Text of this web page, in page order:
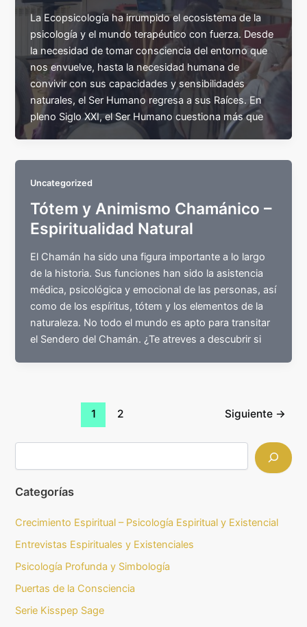
La Ecopsicología ha irrumpido el ecosistema de la
psicología y el mundo terapéutico con fuerza. Desde
la necesidad de tomar consciencia del entorno que
nos envuelve, hasta la necesidad humana de
convivir con sus capacidades y sensibilidades
naturales, el Ser Humano regresa a sus Raíces. En
pleno Siglo XXI, el Ser Humano cuestiona más que
Uncategorized
Tótem y Animismo Chamánico –
Espiritualidad Natural
El Chamán ha sido una figura importante a lo largo
de la historia. Sus funciones han sido la asistencia
médica, psicológica y emocional de las personas, así
como de los espíritus, tótem y los elementos de la
naturaleza. No todo el mundo es apto para transitar
el Sendero del Chamán. ¿Te atreves a descubrir si
1 2 Siguiente →
Categorías
Crecimiento Espiritual – Psicología Espiritual y Existencial
Entrevistas Espirituales y Existenciales
Psicología Profunda y Simbología
Puertas de la Consciencia
Serie Kisspep Sage